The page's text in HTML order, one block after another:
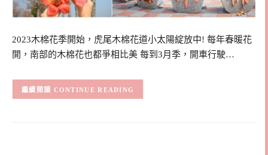
2023木棉花季開始，虎尾木棉花道小太陽綻放中! 每年春暖花
開，南部的木棉花也都爭相比美 每到3月季，開車行駛…
CONTINUE READING